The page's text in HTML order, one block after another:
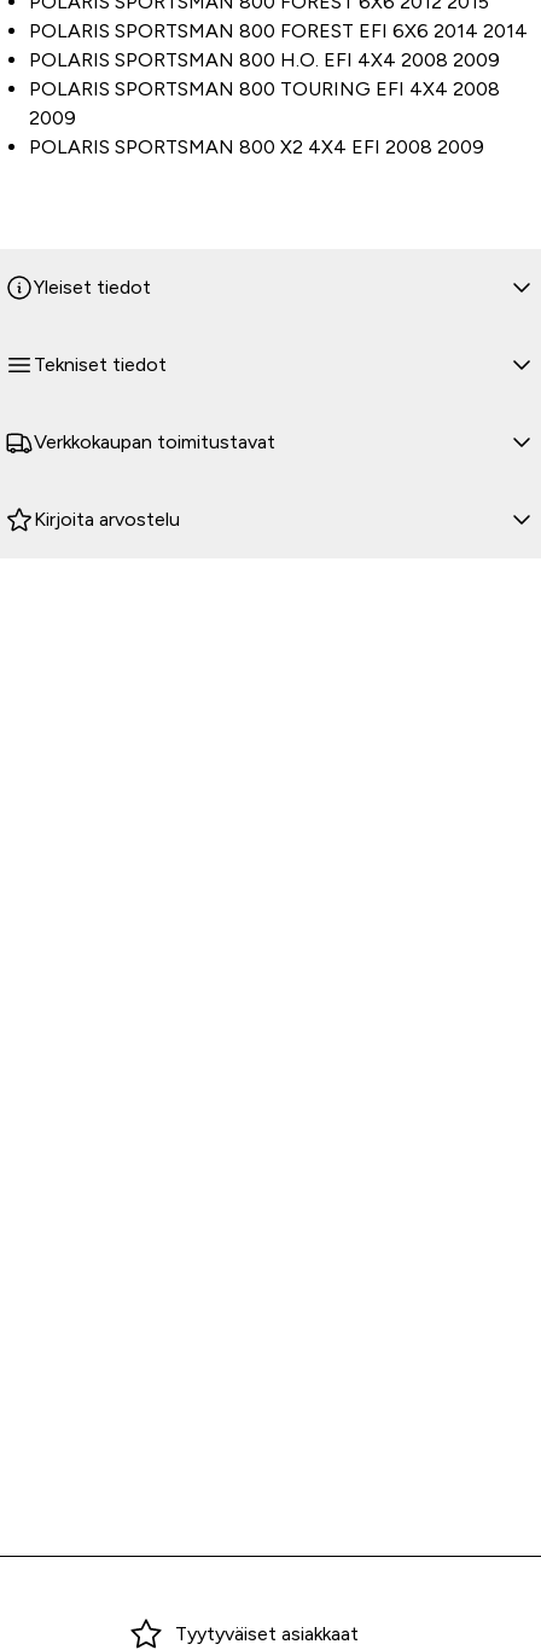
POLARIS SPORTSMAN 800 FOREST EFI 6X6 2014 2014
POLARIS SPORTSMAN 800 H.O. EFI 4X4 2008 2009
POLARIS SPORTSMAN 800 TOURING EFI 4X4 2008
2009
POLARIS SPORTSMAN 800 X2 4X4 EFI 2008 2009
Yleiset tiedot
Tekniset tiedot
Verkkokaupan toimitustavat
Kirjoita arvostelu
Miksi ostaa Tarvikekeskuksesta?
Tyytyväiset asiakkaat